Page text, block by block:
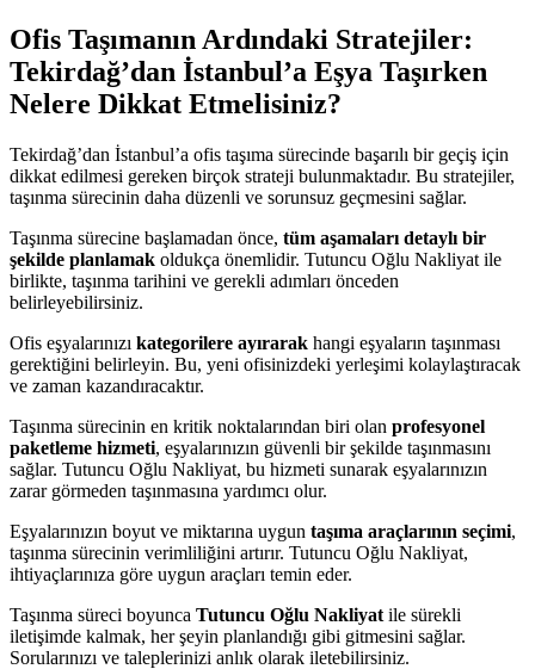
Ofis Taşımanın Ardındaki Stratejiler:
Tekirdağ’dan İstanbul’a Eşya Taşırken
Nelere Dikkat Etmelisiniz?
Tekirdağ’dan İstanbul’a ofis taşıma sürecinde başarılı bir geçiş için
dikkat edilmesi gereken birçok strateji bulunmaktadır. Bu stratejiler,
taşınma sürecinin daha düzenli ve sorunsuz geçmesini sağlar.
Taşınma sürecine başlamadan önce, tüm aşamaları detaylı bir
şekilde planlamak oldukça önemlidir. Tutuncu Oğlu Nakliyat ile
birlikte, taşınma tarihini ve gerekli adımları önceden
belirleyebilirsiniz.
Ofis eşyalarınızı kategorilere ayırarak hangi eşyaların taşınması
gerektiğini belirleyin. Bu, yeni ofisinizdeki yerleşimi kolaylaştıracak
ve zaman kazandıracaktır.
Taşınma sürecinin en kritik noktalarından biri olan profesyonel
paketleme hizmeti, eşyalarınızın güvenli bir şekilde taşınmasını
sağlar. Tutuncu Oğlu Nakliyat, bu hizmeti sunarak eşyalarınızın
zarar görmeden taşınmasına yardımcı olur.
Eşyalarınızın boyut ve miktarına uygun taşıma araçlarının seçimi,
taşınma sürecinin verimliliğini artırır. Tutuncu Oğlu Nakliyat,
ihtiyaçlarınıza göre uygun araçları temin eder.
Taşınma süreci boyunca Tutuncu Oğlu Nakliyat ile sürekli
iletişimde kalmak, her şeyin planlandığı gibi gitmesini sağlar.
Sorularınızı ve taleplerinizi anlık olarak iletebilirsiniz.